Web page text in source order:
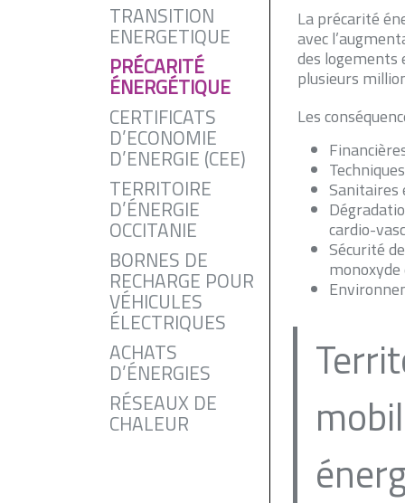
TRANSITION
ENERGETIQUE
PRÉCARITÉ
ÉNERGÉTIQUE
CERTIFICATS
D’ECONOMIE
D’ENERGIE (CEE)
TERRITOIRE
D’ÉNERGIE
OCCITANIE
BORNES DE
RECHARGE POUR
VÉHICULES
ÉLECTRIQUES
ACHATS
D’ÉNERGIES
RÉSEAUX DE
CHALEUR
La précarité
avec
des logements
plusieurs
Les
Sanitaires
cardio-
Sécurité
monoxyde